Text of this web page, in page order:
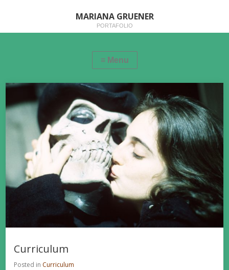
MARIANA GRUENER
PORTAFOLIO
Curriculum
Posted in Curriculum